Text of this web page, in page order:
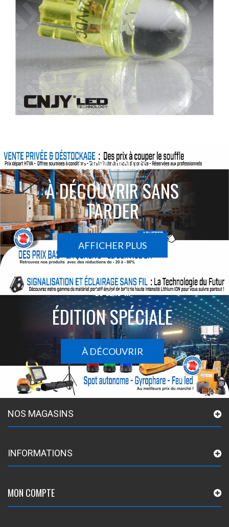
ACTIONS SPÉCIALES
À DÉCOUVRIR SANS
TARDER
AFFICHER PLUS
Le sans-fil
ÉDITION SPÉCIALE
À DÉCOUVRIR
NOS MAGASINS
INFORMATIONS
MON COMPTE